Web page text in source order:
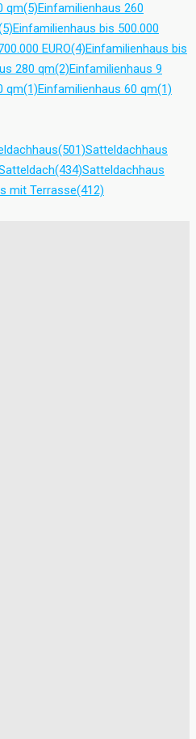
qm(5)Einfamilienhaus 260
Einfamilienhaus bis 500.000
EURO(4)Einfamilienhaus bis
280 qm(2)Einfamilienhaus 9
qm(1)Einfamilienhaus 60 qm(1)
(501)Satteldachhaus
(434)Satteldachhaus
mit Terrasse(412)